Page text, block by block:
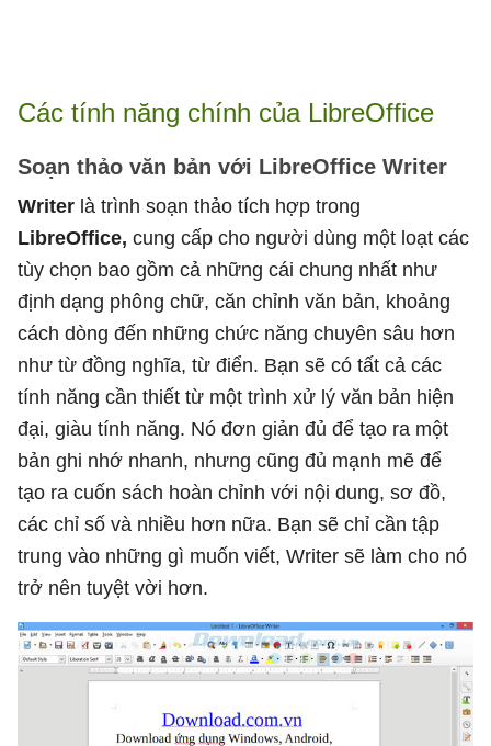
Các tính năng chính của LibreOffice
Soạn thảo văn bản với LibreOffice Writer
Writer là trình soạn thảo tích hợp trong
LibreOffice, cung cấp cho người dùng một loạt các
tùy chọn bao gồm cả những cái chung nhất như
định dạng phông chữ, căn chỉnh văn bản, khoảng
cách dòng đến những chức năng chuyên sâu hơn
như từ đồng nghĩa, từ điển. Bạn sẽ có tất cả các
tính năng cần thiết từ một trình xử lý văn bản hiện
đại, giàu tính năng. Nó đơn giản đủ để tạo ra một
bản ghi nhớ nhanh, nhưng cũng đủ mạnh mẽ để
tạo ra cuốn sách hoàn chỉnh với nội dung, sơ đồ,
các chỉ số và nhiều hơn nữa. Bạn sẽ chỉ cần tập
trung vào những gì muốn viết, Writer sẽ làm cho nó
trở nên tuyệt vời hơn.